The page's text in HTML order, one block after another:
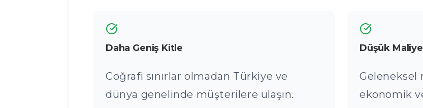
Daha Geniş Kitle
Coğrafi sınırlar olmadan Türkiye ve
dünya genelinde müşterilere ulaşın.
Düşük
Geleneksel
ekonomik